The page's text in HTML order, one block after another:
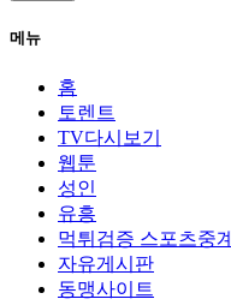
메뉴
홈
토렌트
TV다시보기
웹툰
성인
유흥
먹튀검증 스포츠중계
자유게시판
동맹사이트